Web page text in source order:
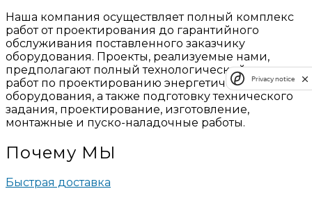
Наша компания осуществляет полный комплекс
работ от проектирования до гарантийного
обслуживания поставленного заказчику
оборудования. Проекты, реализуемые нами,
предполагают полный технологический цикл
работ по проектированию энергетического
оборудования, а также подготовку технического
задания, проектирование, изготовление,
монтажные и пуско-наладочные работы.
Почему МЫ
Быстрая доставка
Privacy notice